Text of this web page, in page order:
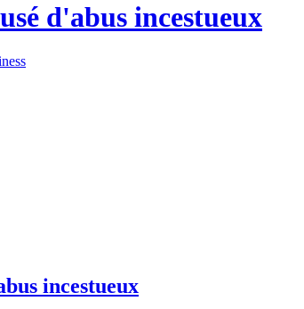
d'abus incestueux
incestueux